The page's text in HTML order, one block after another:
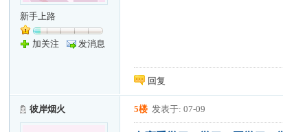
新手上路
加关注 发消息
回复
彼岸烟火 5楼 发表于: 07-09